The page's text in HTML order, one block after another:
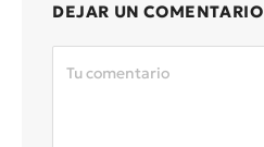
DEJAR UN COMENTARIO